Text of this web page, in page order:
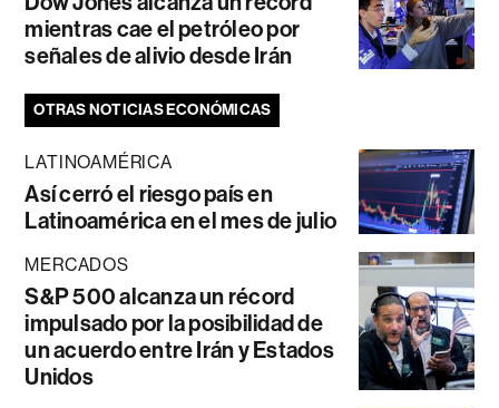
mientras cae el petróleo por
señales de alivio desde Irán
OTRAS NOTICIAS ECONÓMICAS
LATINOAMÉRICA
Así cerró el riesgo país en
Latinoamérica en el mes de julio
MERCADOS
S&P 500 alcanza un récord
impulsado por la posibilidad de
un acuerdo entre Irán y Estados
Unidos